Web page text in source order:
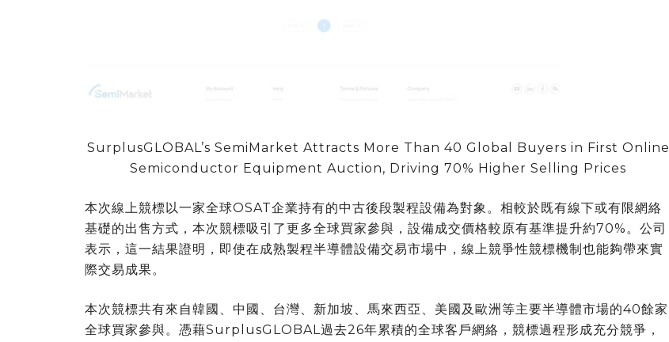
SurplusGLOBAL’s SemiMarket Attracts More Than 40 Global Buyers in First Online
Semiconductor Equipment Auction, Driving 70% Higher Selling Prices
本次線上競標以一家全球OSAT企業持有的中古後段製程設備為對象。相較於既有線下或有限網絡
基礎的出售方式，本次競標吸引了更多全球買家參與，設備成交價格較原有基準提升約70%。公司
表示，這一結果證明，即使在成熟製程半導體設備交易市場中，線上競爭性競標機制也能夠帶來實
際交易成果。
本次競標共有來自韓國、中國、台灣、新加坡、馬來西亞、美國及歐洲等主要半導體市場的40餘家
全球買家參與。憑藉SurplusGLOBAL過去26年累積的全球客戶網絡，競標過程形成充分競爭，